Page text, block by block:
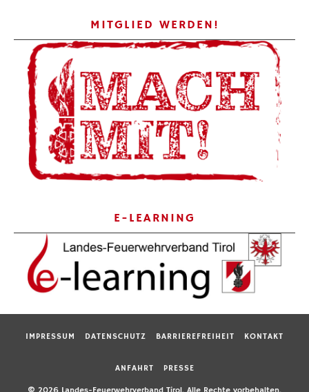
MITGLIED WERDEN!
E-LEARNING
IMPRESSUM DATENSCHUTZ BARRIEREFREIHEIT KONTAKT
ANFAHRT PRESSE